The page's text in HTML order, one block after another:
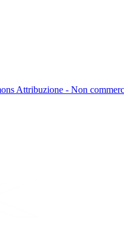
Attribuzione - Non